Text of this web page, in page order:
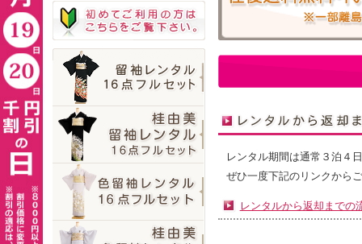
レンタル期間は通常３泊４
ぜひ一度下記のリンクから
レンタルから返却までの